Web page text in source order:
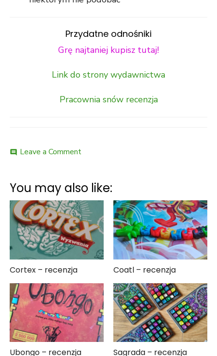
Przydatne odnośniki
Grę najtaniej kupisz tutaj!
Link do strony wydawnictwa
Pracownia snów recenzja
comment Leave a Commenton
recenzja
You may also like:
Cortex – recenzja Coatl – recenzja
Ubongo – recenzja Sagrada – recenzja